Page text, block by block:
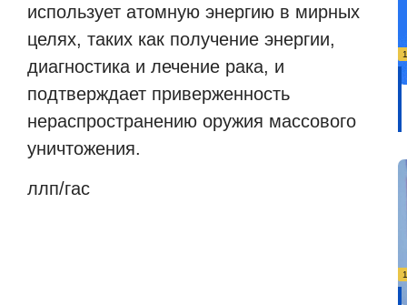
использует атомную энергию в мирных
целях, таких как получение энергии,
диагностика и лечение рака, и
подтверждает приверженность
нераспространению оружия массового
уничтожения.
ллп/гас